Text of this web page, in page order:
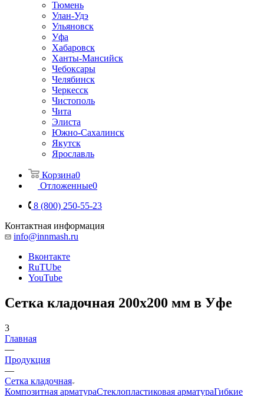
Тюмень
Улан-Удэ
Ульяновск
Уфа
Хабаровск
Ханты-Мансийск
Чебоксары
Челябинск
Черкесск
Чистополь
Чита
Элиста
Южно-Сахалинск
Якутск
Ярославль
Корзина0
Отложенные0
8 (800) 250-55-23
Контактная информация
info@innmash.ru
Вконтакте
RuTUbe
YouTube
Сетка кладочная 200x200 мм в Уфе
3
Главная
—
Продукция
—
Сетка кладочная
Композитная арматураCтеклопластиковая арматураГибкие